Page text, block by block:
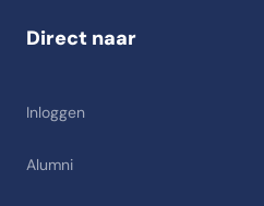
Direct naar
Inloggen
Alumni